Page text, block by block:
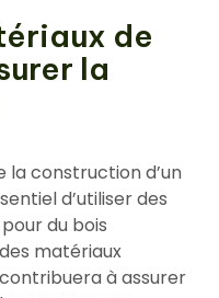
de
la
la construction d’un
d’utiliser des
du bois
matériaux
à assurer